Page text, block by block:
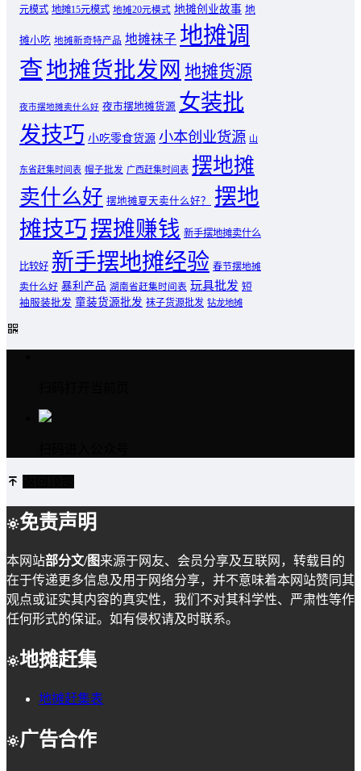
元模式 地摊15元模式 地摊20元模式 地摊创业故事 地
摊小吃 地摊新奇特产品 地摊袜子 地摊调
查地摊货批发网 地摊货源
夜市摆地摊卖什么好 夜市摆地摊货源 女装批
发技巧 小吃零食货源 小本创业货源 山
东省赶集时间表 帽子批发 广西赶集时间表 摆地摊
卖什么好 摆地摊夏天卖什么好？
摆地
摊技巧摆摊赚钱 新手摆地摊卖什么
比较好 新手摆地摊经验 春节摆地摊
卖什么好 暴利产品 湖南省赶集时间表 玩具批发 短
袖服装批发 童装货源批发 袜子货源批发 钻龙地摊
免责声明
本网站部分文/图来源于网友、会员分享及互联网，转载目的
在于传递更多信息及用于网络分享，并不意味着本网站赞同其
观点或证实其内容的真实性，我们不对其科学性、严肃性等作
任何形式的保证。如有侵权请及时联系。
地摊赶集
地摊赶集表
广告合作